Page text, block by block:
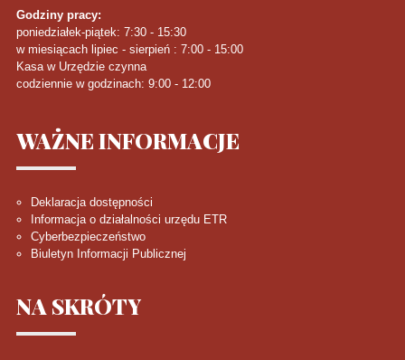
Godziny pracy:
poniedziałek-piątek: 7:30 - 15:30
w miesiącach lipiec - sierpień : 7:00 - 15:00
Kasa w Urzędzie czynna
codziennie w godzinach: 9:00 - 12:00
WAŻNEINFORMACJE
Deklaracja dostępności
Informacja o działalności urzędu ETR
Cyberbezpieczeństwo
Biuletyn Informacji Publicznej
NA SKRÓTY